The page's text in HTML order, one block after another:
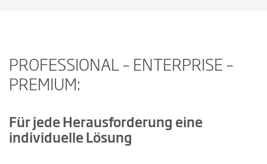
PROFESSIONAL – ENTERPRISE –
PREMIUM:
Für jede Herausforderung eine
individuelle Lösung